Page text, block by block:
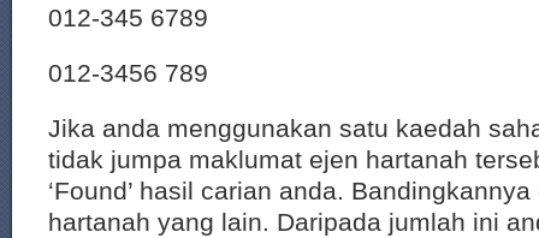
012-345 6789
012-3456 789
Jika anda menggunakan satu kaedah
tidak jumpa maklumat ejen hartanah
‘Found’ hasil carian anda.
hartanah yang lain. Daripada jumlah ini